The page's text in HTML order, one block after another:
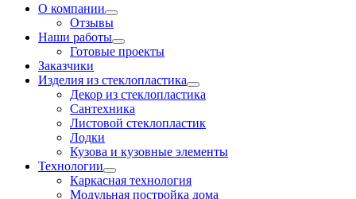
О компании
Отзывы
Наши работы
Готовые проекты
Заказчики
Изделия из стеклопластика
Декор из стеклопластика
Сантехника
Листовой стеклопластик
Лодки
Кузова и кузовные элементы
Технологии
Каркасная технология
Модульная постройка дома